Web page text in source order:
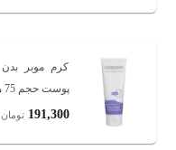
پوست حجم 75 میلی لیتر
191,300 تومان